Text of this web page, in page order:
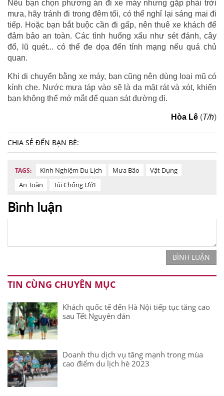
Nếu bạn chọn phương án đi xe máy nhưng gặp phải trời
mưa, hãy tránh đi trong đêm tối, có thể nghỉ lại sáng mai đi
tiếp. Hoặc bạn bắt buộc cần đi gấp, nên thuê xe khách để
đảm bảo an toàn. Các tình huống xấu như sét đánh, cây
đổ, lũ quét... có thể đe dọa đến tính mạng nếu quá chủ
quan.
Khi di chuyển bằng xe máy, bạn cũng nên dùng loại mũ có
kính che. Nước mưa táp vào sẽ là da mặt rát và xót, khiến
bạn không thể mở mắt để quan sát đường đi.
Hòa Lê (T/h)
CHIA SẺ ĐẾN BẠN BÈ:
TAGS: Kinh Nghiệm Du Lịch Mưa Bão
Vật Dụng
An Toàn
Túi Chống Ướt
Bình luận
BÌNH LUẬN
TIN CÙNG CHUYÊN MỤC
Khách quốc tế đến Hà Nội tiếp tục tăng cao
sau Tết Nguyên đán
Doanh thu dịch vụ tăng mạnh trong mùa
cao điểm du lịch hè 2023